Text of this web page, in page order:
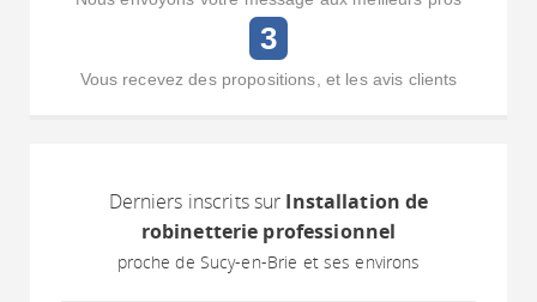
3
Vous recevez des propositions, et les avis clients
Derniers inscrits sur Installation de
robinetterie professionnel
proche de Sucy-en-Brie et ses environs